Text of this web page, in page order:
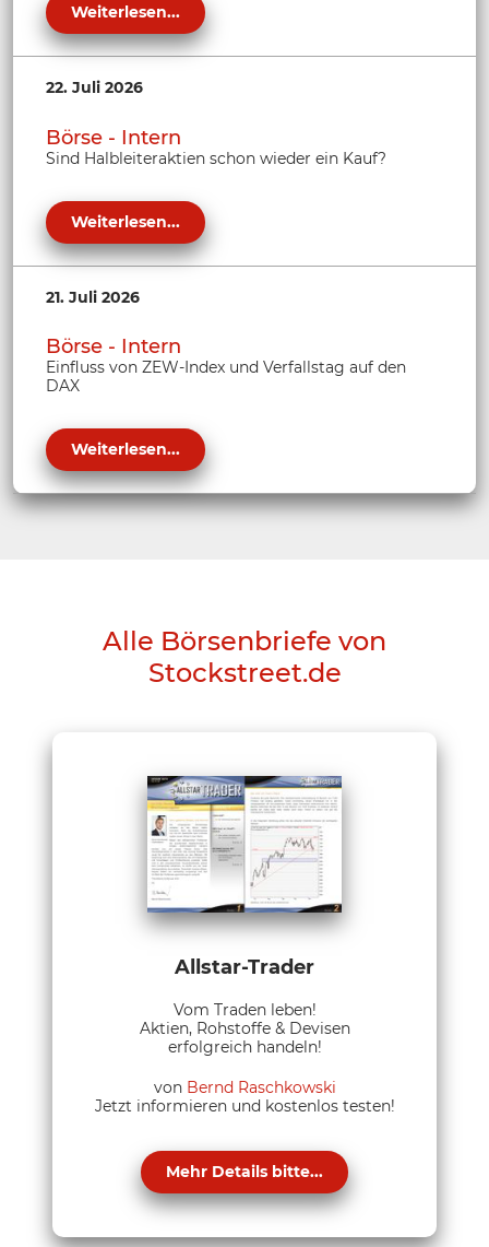
Weiterlesen...
22. Juli 2026
Börse - Intern
Sind Halbleiteraktien schon wieder ein Kauf?
Weiterlesen...
21. Juli 2026
Börse - Intern
Einfluss von ZEW-Index und Verfallstag auf den
DAX
Weiterlesen...
Alle Börsenbriefe von
Stockstreet.de
Allstar-Trader
Vom Traden leben!
Aktien, Rohstoffe & Devisen
erfolgreich handeln!
von Bernd Raschkowski
Jetzt informieren und kostenlos testen!
Mehr Details bitte...